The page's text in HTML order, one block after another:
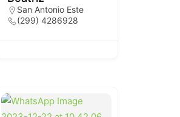
San Antonio Este
(299) 4286928